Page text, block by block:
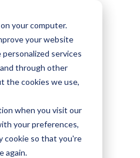
your computer.
your website
services
through other
the cookies we use,
when you visit our
your preferences,
cookie so that you're
again.